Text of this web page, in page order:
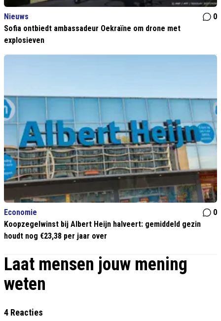
Nieuws
0
Sofia ontbiedt ambassadeur Oekraïne om drone met
explosieven
Economie
0
Koopzegelwinst bij Albert Heijn halveert: gemiddeld gezin
houdt nog €23,38 per jaar over
Laat mensen jouw mening
weten
4 Reacties